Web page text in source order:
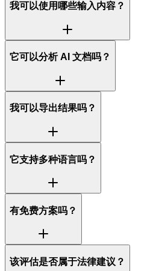
我可以使用哪些输入内容？
它可以分析 AI 文档吗？
我可以导出结果吗？
它支持多种语言吗？
有免费方案吗？
该评估是否属于法律建议？